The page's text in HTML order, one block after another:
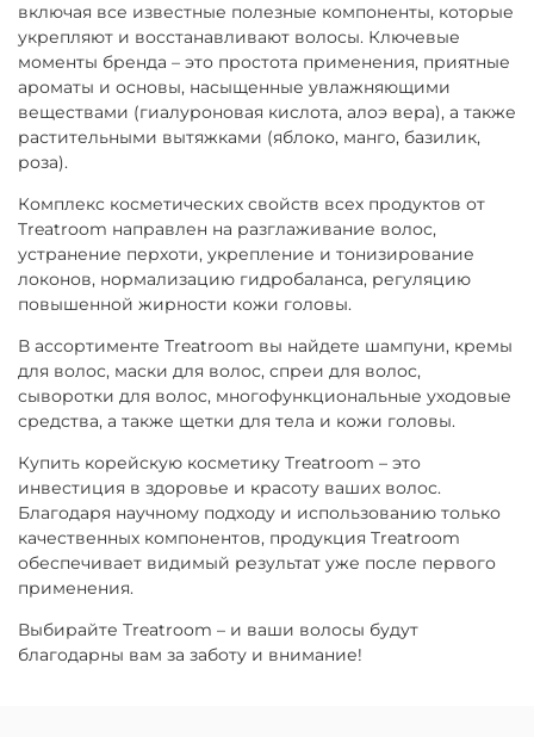
включая все известные полезные компоненты, которые
укрепляют и восстанавливают волосы. Ключевые
моменты бренда – это простота применения, приятные
ароматы и основы, насыщенные увлажняющими
веществами (гиалуроновая кислота, алоэ вера), а также
растительными вытяжками (яблоко, манго, базилик,
роза).
Комплекс косметических свойств всех продуктов от
Treatroom направлен на разглаживание волос,
устранение перхоти, укрепление и тонизирование
локонов, нормализацию гидробаланса, регуляцию
повышенной жирности кожи головы.
В ассортименте Treatroom вы найдете шампуни, кремы
для волос, маски для волос, спреи для волос,
сыворотки для волос, многофункциональные уходовые
средства, а также щетки для тела и кожи головы.
Купить корейскую косметику Treatroom – это
инвестиция в здоровье и красоту ваших волос.
Благодаря научному подходу и использованию только
качественных компонентов, продукция Treatroom
обеспечивает видимый результат уже после первого
применения.
Выбирайте Treatroom – и ваши волосы будут
благодарны вам за заботу и внимание!